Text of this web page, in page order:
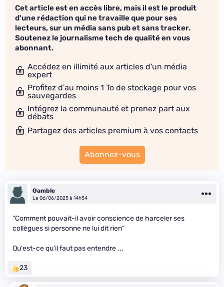
Cet article est en accès libre, mais il est le produit
d'une rédaction qui ne travaille que pour ses
lecteurs, sur un média sans pub et sans tracker.
Soutenez le journalisme tech de qualité en vous
abonnant.
Accédez en illimité aux articles d'un média
expert
Profitez d'au moins 1 To de stockage pour vos
sauvegardes
Intégrez la communauté et prenez part aux
débats
Partagez des articles premium à vos contacts
Abonnez-vous
Gamble
Le 06/06/2025 à 14h54
"Comment pouvait-il avoir conscience de harceler ses
collègues si personne ne lui dit rien"
Qu'est-ce qu'il faut pas entendre ...
23